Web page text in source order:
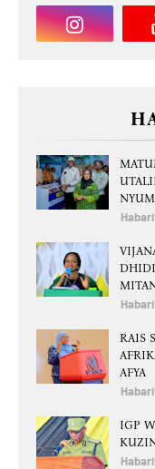
DHIDI
RAIS
AFYA
IGP